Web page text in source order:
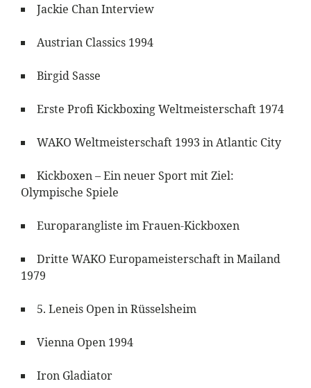
Jackie Chan Interview
Austrian Classics 1994
Birgid Sasse
Erste Profi Kickboxing Weltmeisterschaft 1974
WAKO Weltmeisterschaft 1993 in Atlantic City
Kickboxen – Ein neuer Sport mit Ziel:
Olympische Spiele
Europarangliste im Frauen-Kickboxen
Dritte WAKO Europameisterschaft in Mailand
1979
5. Leneis Open in Rüsselsheim
Vienna Open 1994
Iron Gladiator